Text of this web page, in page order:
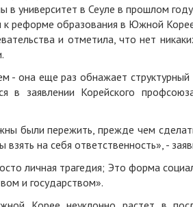
в университет в Сеуле в прошлом
к реформе образования в Южной
и отметила, что нет
- она еще раз обнажает структурный
заявлении Корейского
были пережить, прежде чем
на себя ответственность», -
личная трагедия; Это форма
и государством».